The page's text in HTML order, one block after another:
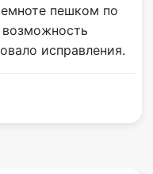
пешком по
возможность
исправления.